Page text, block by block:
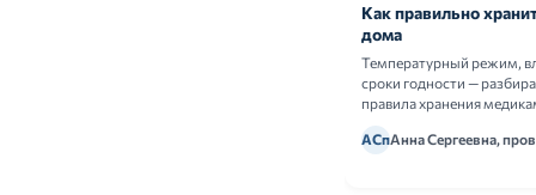
Как правильно
дома
Температурный режим,
сроки годности —
правила хранения
АСпАнна Сергеевна,